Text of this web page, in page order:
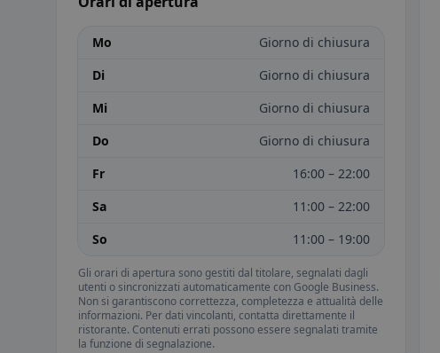
Mo
Giorno di chiusura
Di
Giorno di chiusura
Mi
Giorno di chiusura
Do
Giorno di chiusura
Fr
16:00 – 22:00
Sa
11:00 – 22:00
So
11:00 – 19:00
Gli orari di apertura sono gestiti dal titolare, segnalati dagli
utenti o sincronizzati automaticamente con Google Business.
Non si garantiscono correttezza, completezza e attualità delle
informazioni. Per dati vincolanti, contatta direttamente il
ristorante. Contenuti errati possono essere segnalati tramite
la funzione di segnalazione.